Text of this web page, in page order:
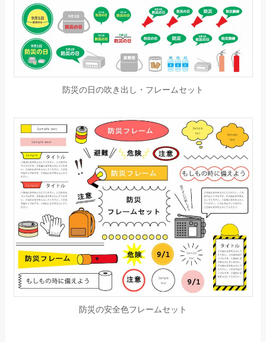
防災の日の吹き出し・フレームセット
防災の安全色フレームセット